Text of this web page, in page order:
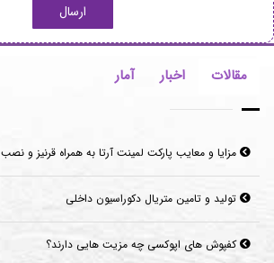
ارسال
مقالات اخبار آمار
مزایا و معایب پارکت لمینت آرتا به همراه قرنیز و نصب
تولید و تامین متریال دکوراسیون داخلی
کفپوش های اپوکسی چه مزیت هایی دارند؟